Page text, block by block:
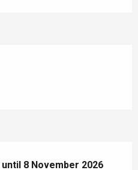
until 8 November 2026
until 8 November 2026